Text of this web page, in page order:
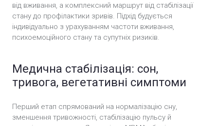
від вживання, а комплексний маршрут від стабілізації
стану до профілактики зривів. Підхід будується
індивідуально з урахуванням частоти вживання,
психоемоційного стану та супутніх ризиків.
Медична стабілізація: сон,
тривога, вегетативні симптоми
Перший етап спрямований на нормалізацію сну,
зменшення тривожності, стабілізацію пульсу й